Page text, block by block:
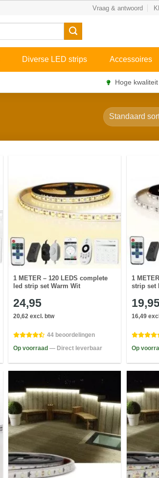
Vraag & antwoord
Diverse LED strips Accessoires
Hoge
1 METER – 120 LEDS complete
led strip set Warm Wit
24,95
20,62 excl. btw
44 beoordelingen
Op voorraad — Direct leverbaar
1
strip set
16,49
Op